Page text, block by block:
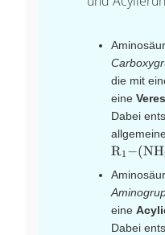
die mit
eine
Dabei
RX
1 −(NH
eine
Dabei